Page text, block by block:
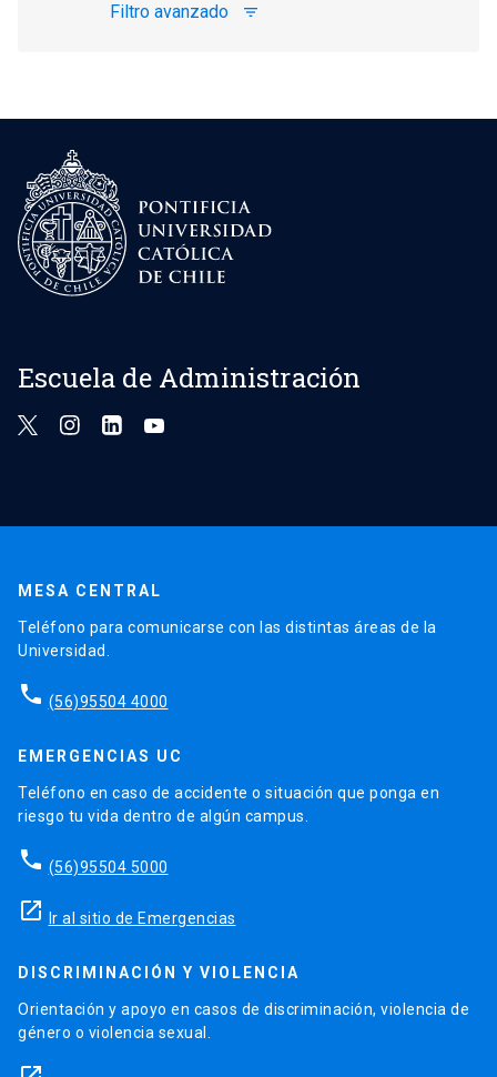
Filtro avanzado filter_list
Escuela de Administración
MESA CENTRAL
Teléfono para comunicarse con las distintas áreas de la
Universidad.
phone (56)95504 4000
EMERGENCIAS UC
Teléfono en caso de accidente o situación que ponga en
riesgo tu vida dentro de algún campus.
phone (56)95504 5000
launch Ir al sitio de Emergencias
DISCRIMINACIÓN Y VIOLENCIA
Orientación y apoyo en casos de discriminación, violencia de
género o violencia sexual.